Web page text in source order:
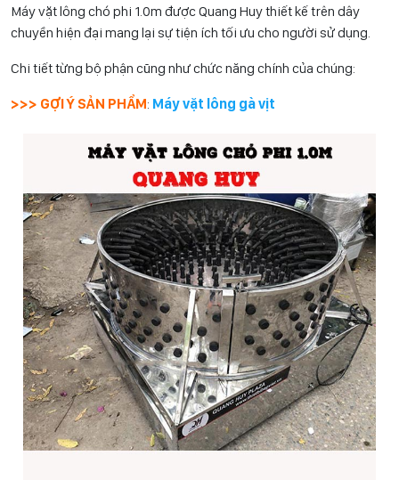
Máy vặt lông chó phi 1.0m được Quang Huy thiết kế trên dây
chuyền hiện đại mang lại sự tiện ích tối ưu cho người sử dụng.
Chi tiết từng bộ phận cũng như chức năng chính của chúng:
>>> GỢI Ý SẢN PHẨM: Máy vặt lông gà vịt